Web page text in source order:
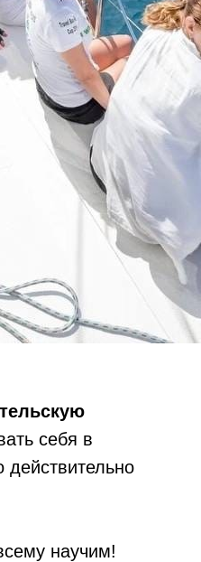
себя в
научим!